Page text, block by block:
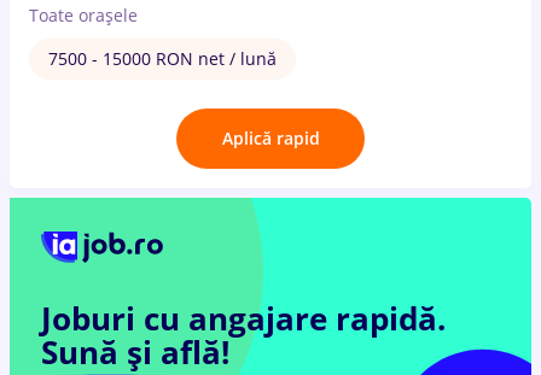
Toate oraşele
7500 - 15000 RON net / lună
Aplică rapid
Joburi cu angajare rapidă.
Sună și află!